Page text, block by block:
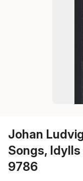
Johan
Songs,
9786